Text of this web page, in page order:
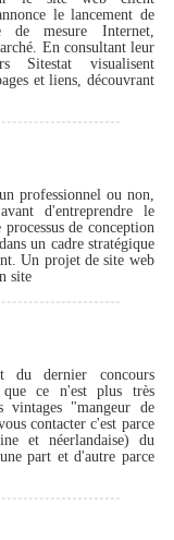
le lancement de
mesure Internet,
En consultant leur
Sitestat visualisent
et liens, découvrant
professionnel ou non,
d'entreprendre le
de conception
un cadre stratégique
Un projet de site web
site
du dernier concours
que ce n'est plus très
vintages "mangeur de
contacter c'est parce
et néerlandaise) du
part et d'autre parce